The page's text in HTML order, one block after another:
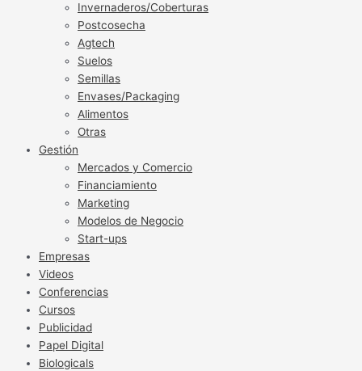
Invernaderos/Coberturas
Postcosecha
Agtech
Suelos
Semillas
Envases/Packaging
Alimentos
Otras
Gestión
Mercados y Comercio
Financiamiento
Marketing
Modelos de Negocio
Start-ups
Empresas
Videos
Conferencias
Cursos
Publicidad
Papel Digital
Biologicals